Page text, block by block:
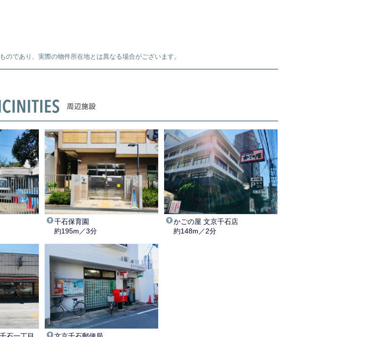
であり、実際の物件所在地とは異なる場合がございます。
千石保育園
約195m／3分
かごの屋 文京千石店
約148m／2分